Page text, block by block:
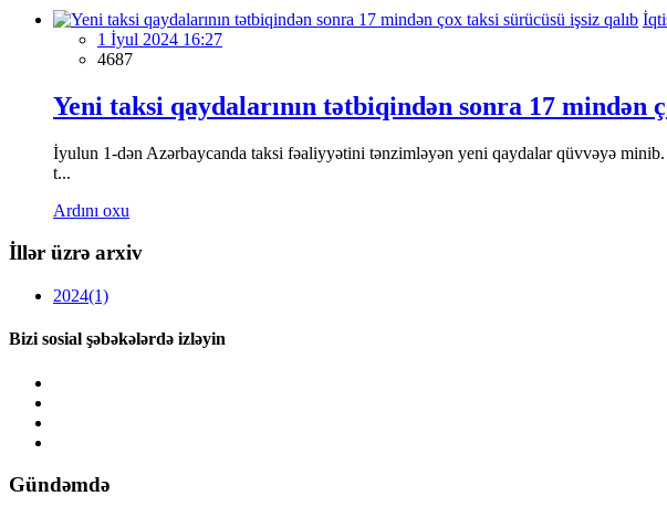
1 İyul 2024 16:27
4687
Yeni taksi qaydalarının tətbiqindən sonra 17 mindən
İyulun 1-dən Azərbaycanda taksi fəaliyyətini tənzimləyən yeni qaydalar qüvvəyə
t...
Ardını oxu
İllər üzrə arxiv
2024(1)
Bizi sosial şəbəkələrdə izləyin
Gündəmdə